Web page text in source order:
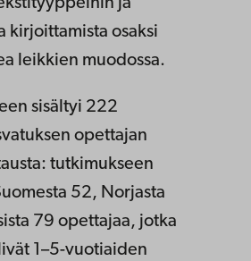
ja
kirjoittamista osaksi
leikkien muodossa.
sisältyi 222
opettajan
tutkimukseen
52, Norjasta
79 opettajaa, jotka
1–5-vuotiaiden